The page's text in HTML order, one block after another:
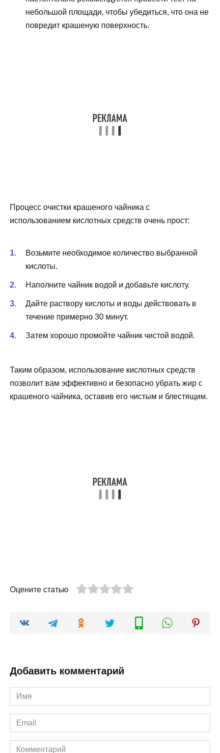
небольшой площади, чтобы убедиться, что она не
повредит крашеную поверхность.
Процесс очистки крашеного чайника с
использованием кислотных средств очень прост:
Возьмите необходимое количество выбранной
кислоты.
Наполните чайник водой и добавьте кислоту.
Дайте раствору кислоты и воды действовать в
течение примерно 30 минут.
Затем хорошо промойте чайник чистой водой.
Таким образом, использование кислотных средств
позволит вам эффективно и безопасно убрать жир с
крашеного чайника, оставив его чистым и блестящим.
Оцените статью
Добавить комментарий
Имя
*
Email
*
Комментарий